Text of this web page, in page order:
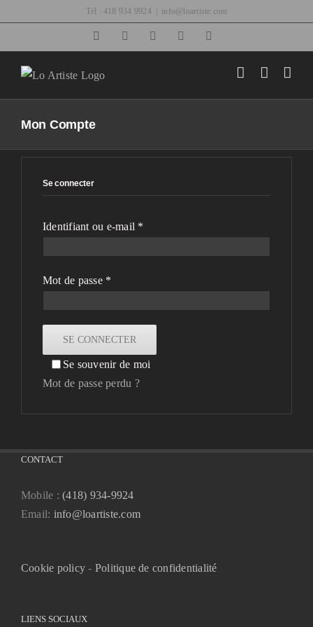
Tél : 418 934 9924 info@loartiste.com
FacebookInstagramEmail Pinterest
Mon Compte
Se connecter
Identifiant ou e-mail *
Mot de passe *
Se souvenir de moi
SE CONNECTER
Mot de passe perdu ?
CONTACT
Mobile :(418) 934-9924
Email: info@loartiste.com
Cookie policy - Politique de confidentialité
LIENS SOCIAUX